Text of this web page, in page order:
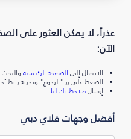
عذراً، لا يمكن العثور على
الآن:
الانتقال إلىالصفحة الرئيسيةوالبحث
الضغط على زر "الرجوع" وتجربة رابط
إرسالملاحظاتك لنا.
أفضل وجهات فلاي دبي